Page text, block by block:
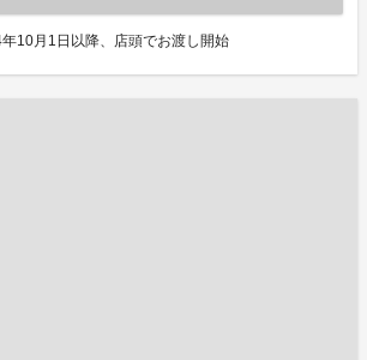
10月1日以降、店頭でお渡し開始